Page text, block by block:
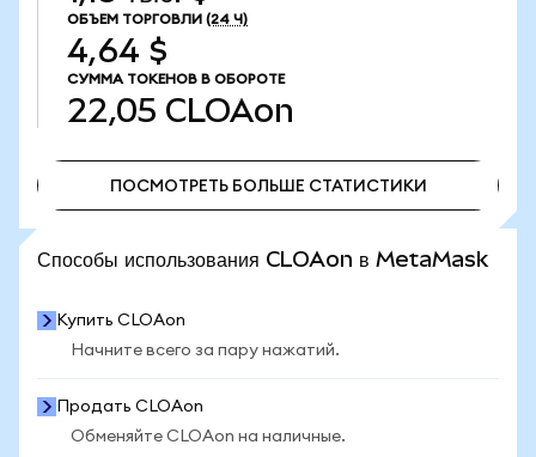
ОБЪЕМ ТОРГОВЛИ (24 Ч)
4,64 $
СУММА ТОКЕНОВ В ОБОРОТЕ
22,05 CLOAon
ПОСМОТРЕТЬ БОЛЬШЕ СТАТИСТИКИ
Способы использования CLOAon в MetaMask
Купить CLOAon
Начните всего за пару нажатий.
Продать CLOAon
Обменяйте CLOAon на наличные.